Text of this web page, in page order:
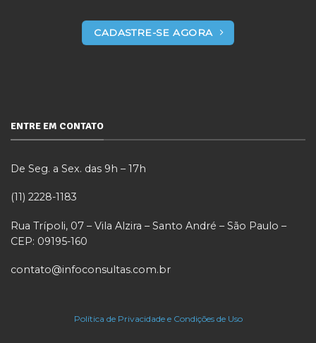
CADASTRE-SE AGORA
ENTRE EM CONTATO
De Seg. a Sex. das 9h – 17h
(11) 2228-1183
Rua Trípoli, 07 – Vila Alzira – Santo André – São Paulo –
CEP: 09195-160
contato@infoconsultas.com.br
Política de Privacidade e Condições de Uso